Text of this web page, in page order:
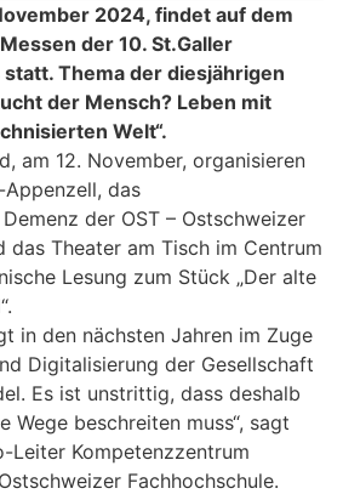
2024, findet auf dem
der 10. St.Galler
Thema der diesjährigen
der Mensch? Leben mit
Welt“.
am 12. November, organisieren
Appenzell, das
der OST – Ostschweizer
das Theater am Tisch im Centrum
Lesung zum Stück „Der alte
in den nächsten Jahren im Zuge
Digitalisierung der Gesellschaft
Es ist unstrittig, dass deshalb
Wege beschreiten muss“, sagt
Leiter Kompetenzzentrum
Fachhochschule.